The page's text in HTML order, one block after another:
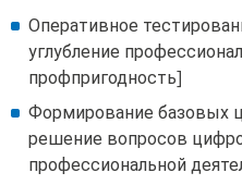
Оперативное
углубление
профпригодность]
Формирование базовых
решение вопросов
профессиональной